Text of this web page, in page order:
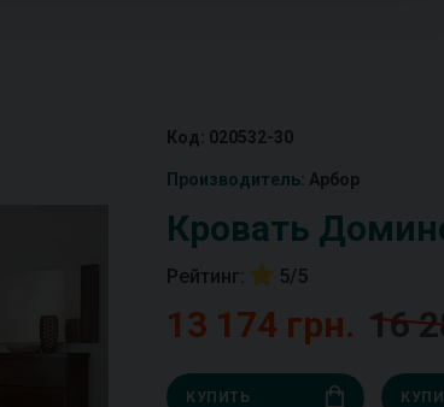
Код: 020532-30
Производитель: Арбор
Кровать
Рейтинг: 5/5
13 174 грн. 16
КУПИТЬ